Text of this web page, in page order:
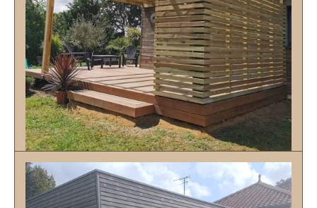
pergolas
Découvrir